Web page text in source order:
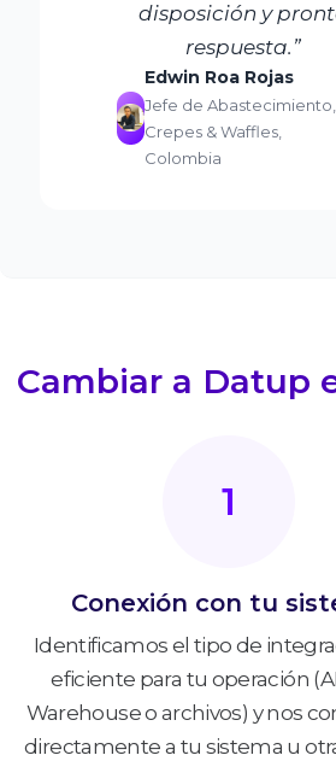
disposición y
respuesta.”
Edwin Roa Rojas
Jefe de Abastecimiento,
Crepes & Waffles,
Colombia
Cambiar a Datup
1
Conexión con tu
Identificamos el tipo de
eficiente para tu operación
Warehouse o archivos) y nos
directamente a tu sistema u